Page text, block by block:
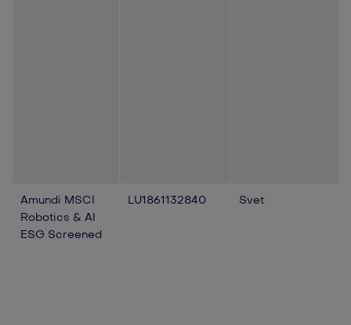
Amundi MSCI
Robotics & AI
ESG Screened
LU1861132840 Svet